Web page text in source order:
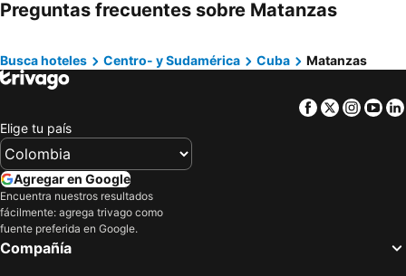
Hoteles en Melgar
Hoteles en París
Hoteles en Pereira
Hoteles en Orlando
Hoteles en Villavicencio
Hoteles en Aruba
Hoteles en Cundinamarca
Hoteles en Los Cabos
Hoteles en Isla Margarita
Hoteles en Risaralda
Hoteles en Quindío
Preguntas frecuentes sobre Matanzas
Busca hoteles Centro- y Sudamérica Cuba Matanzas
Facebook
Twitter
Elige tu país
Agregar en Google
Encuentra nuestros resultados
fácilmente: agrega trivago como
fuente preferida en Google.
Compañía